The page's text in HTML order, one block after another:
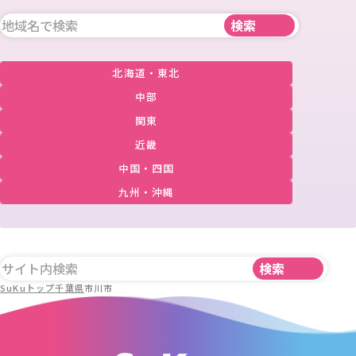
北海道・東北
中部
関東
近畿
中国・四国
九州・沖縄
SuKuトップ千葉県市川市